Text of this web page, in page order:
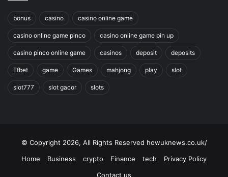
bonus casino casino online game
casino online game pinco casino online game pin up
casino pinco online game casinos deposit deposits
Efbet game Games mahjong play slot
slot777 slot gacor slots
© Copyright 2026, All Rights Reserved howuknews.co.uk/
Home
Business crypto Finance tech
Privacy Policy
Contact us